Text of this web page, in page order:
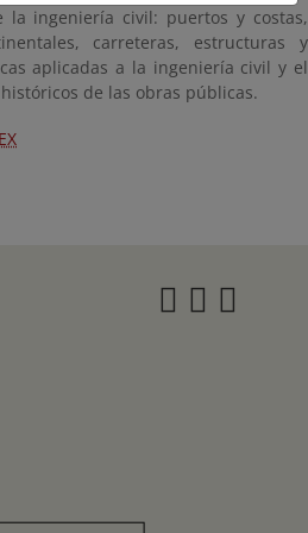
la ingeniería civil: puertos y costas,
carreteras, estructuras y
aplicadas a la ingeniería civil y el
de las obras públicas.